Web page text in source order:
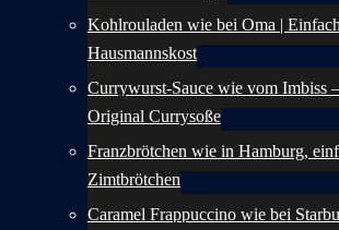
Kohlrouladen wie bei Oma |
Hausmannskost
Currywurst-Sauce wie vom Imbiss
Original Currysoße
Franzbrötchen wie in Hamburg,
Zimtbrötchen
Caramel Frappuccino wie bei